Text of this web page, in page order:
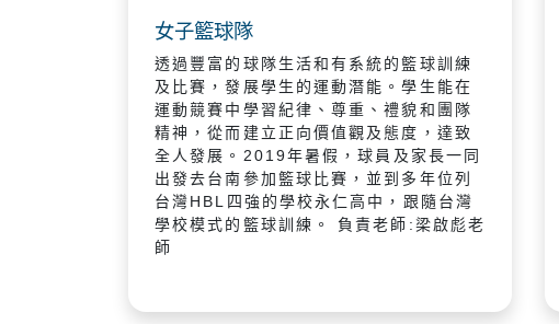
女子籃球隊
透過豐富的球隊生活和有系統的籃球訓練
及比賽，發展學生的運動潛能。學生能在
運動競賽中學習紀律、尊重、禮貌和團隊
精神，從而建立正向價值觀及態度，達致
全人發展。2019年暑假，球員及家長一同
出發去台南參加籃球比賽，並到多年位列
台灣HBL四強的學校永仁高中，跟隨台灣
學校模式的籃球訓練。 負責老師:梁啟彪老
師